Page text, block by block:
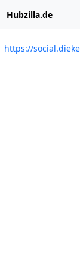
Hubzilla.de
https://